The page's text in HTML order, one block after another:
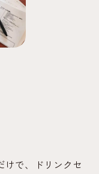
けで、ドリンクセ